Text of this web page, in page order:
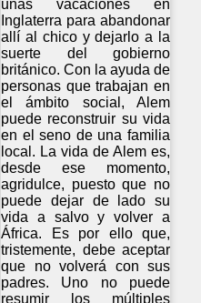
unas vacaciones en
Inglaterra para abandonar
allí al chico y dejarlo a la
suerte del gobierno
británico. Con la ayuda de
personas que trabajan en
el ámbito social, Alem
puede reconstruir su vida
en el seno de una familia
local. La vida de Alem es,
desde ese momento,
agridulce, puesto que no
puede dejar de lado su
vida a salvo y volver a
África. Es por ello que,
tristemente, debe aceptar
que no volverá con sus
padres. Uno no puede
resumir los múltiples